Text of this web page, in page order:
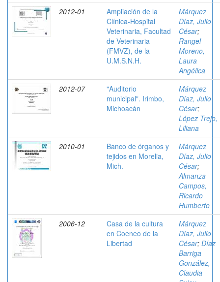
2012-01
Ampliación de la
Clínica-Hospital
Veterinaria, Facultad
de Veterinaria
(FMVZ), de la
U.M.S.N.H.
Márquez
Díaz, Julio
César;
Rangel
Moreno,
Laura
Angélica
2012-07
"Auditorio
municipal". Irimbo,
Michoacán
Márquez
Díaz, Julio
César;
López Trejo,
Liliana
2010-01
Banco de órganos y
tejidos en Morelia,
Mich.
Márquez
Díaz, Julio
César;
Almanza
Campos,
Ricardo
Humberto
2006-12
Casa de la cultura
en Coeneo de la
Libertad
Márquez
Díaz, Julio
César; Díaz
Barriga
González,
Claudia